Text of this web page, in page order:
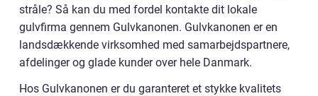
stråle? Så kan du med fordel kontakte dit lokale
gulvfirma gennem Gulvkanonen. Gulvkanonen er en
landsdækkende virksomhed med samarbejdspartnere,
afdelinger og glade kunder over hele Danmark.
Hos Gulvkanonen er du garanteret et stykke kvalitets